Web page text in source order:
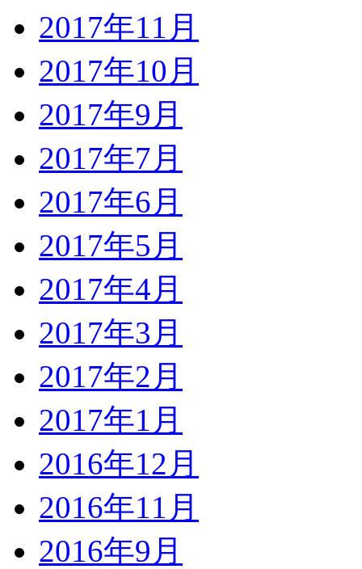
2017年11月
2017年10月
2017年9月
2017年7月
2017年6月
2017年5月
2017年4月
2017年3月
2017年2月
2017年1月
2016年12月
2016年11月
2016年9月